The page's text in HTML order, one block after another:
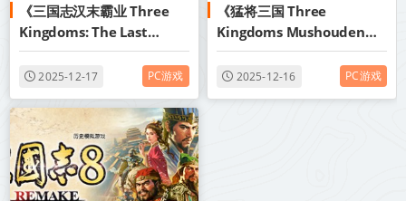
《三国志汉末霸业 Three
Kingdoms: The Last
Warlord》v1.0.6.4050丨中
文版网盘下载
2025-12-17 PC游戏
《猛将三国 Three
Kingdoms Mushouden》
v2.2.3-全DLC+送修改器丨
中文版网盘下载
2025-12-16 PC游戏